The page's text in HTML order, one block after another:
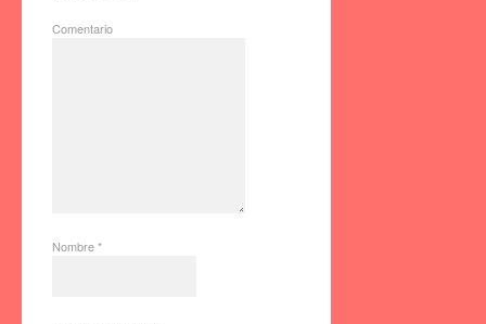
Comentario
Nombre*